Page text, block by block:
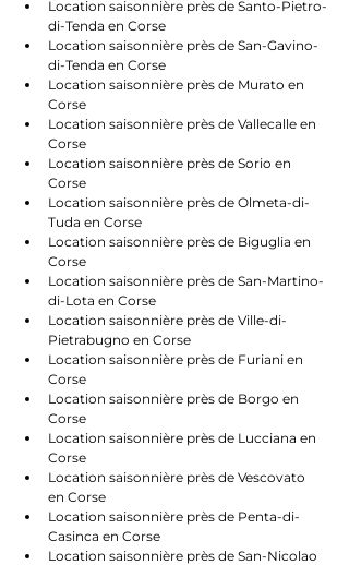
Location saisonnière près de Santo-Pietro-
di-Tenda en Corse
Location saisonnière près de San-Gavino-
di-Tenda en Corse
Location saisonnière près de Murato en
Corse
Location saisonnière près de Vallecalle en
Corse
Location saisonnière près de Sorio en
Corse
Location saisonnière près de Olmeta-di-
Tuda en Corse
Location saisonnière près de Biguglia en
Corse
Location saisonnière près de San-Martino-
di-Lota en Corse
Location saisonnière près de Ville-di-
Pietrabugno en Corse
Location saisonnière près de Furiani en
Corse
Location saisonnière près de Borgo en
Corse
Location saisonnière près de Lucciana en
Corse
Location saisonnière près de Vescovato
en Corse
Location saisonnière près de Penta-di-
Casinca en Corse
Location saisonnière près de San-Nicolao